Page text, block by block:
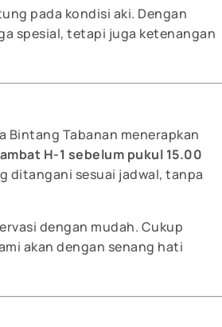
pada kondisi aki. Dengan
spesial, tetapi juga ketenangan
Bintang Tabanan menerapkan
H-1 sebelum pukul 15.00
ditangani sesuai jadwal, tanpa
dengan mudah. Cukup
akan dengan senang hati